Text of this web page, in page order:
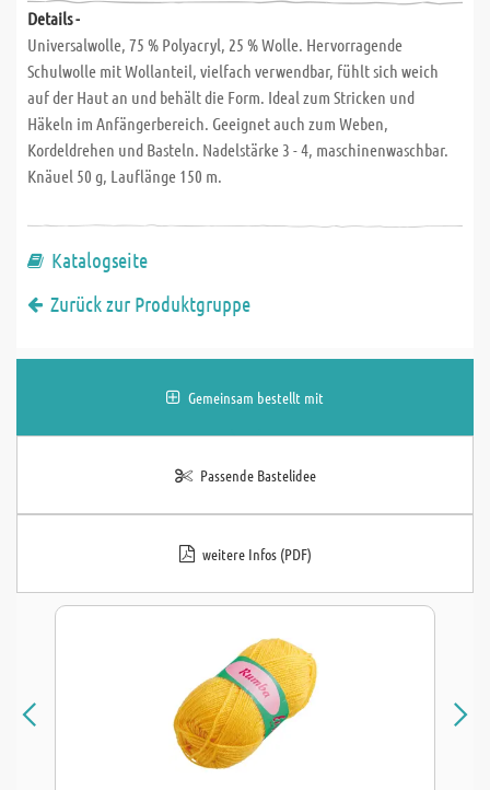
Details -
Universalwolle, 75 % Polyacryl, 25 % Wolle. Hervorragende
Schulwolle mit Wollanteil, vielfach verwendbar, fühlt sich weich
auf der Haut an und behält die Form. Ideal zum Stricken und
Häkeln im Anfängerbereich. Geeignet auch zum Weben,
Kordeldrehen und Basteln. Nadelstärke 3 - 4, maschinenwaschbar.
Knäuel 50 g, Lauflänge 150 m.
Katalogseite
Zurück zur Produktgruppe
Gemeinsam bestellt mit
Passende Bastelidee
weitere Infos (PDF)